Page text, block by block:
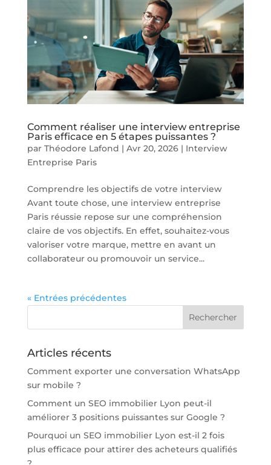
Comment réaliser une interview entreprise
Paris efficace en 5 étapes puissantes ?
par Théodore Lafond | Avr 20, 2026| Interview
Entreprise Paris
Comprendre les objectifs de votre interview
Avant toute chose, une interview entreprise
Paris réussie repose sur une compréhension
claire de vos objectifs. En effet, souhaitez-vous
valoriser votre marque, mettre en avant un
collaborateur ou promouvoir un service...
« Entrées précédentes
Articles récents
Comment exporter une conversation WhatsApp
sur mobile ?
Comment un SEO immobilier Lyon peut-il
améliorer 3 positions puissantes sur Google ?
Pourquoi un SEO immobilier Lyon est-il 2 fois
plus efficace pour attirer des acheteurs qualifiés